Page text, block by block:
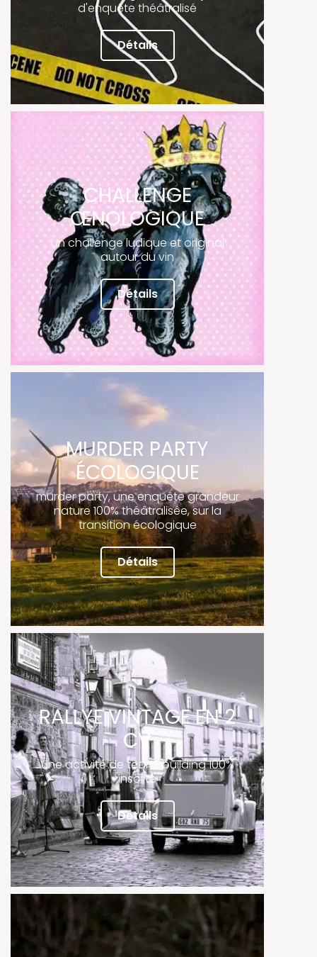
d'enquête théâtralisé
Détails
CHALLENGE
ŒNOLOGIQUE
un challenge ludique et original
autour du vin
Détails
MURDER PARTY
ÉCOLOGIQUE
murder party, une enquête grandeur
nature 100% théâtralisée, sur la
transition écologique
Détails
RALLYE VINTAGE EN 2
CV
une activité de team-building 100%
insolite
Détails